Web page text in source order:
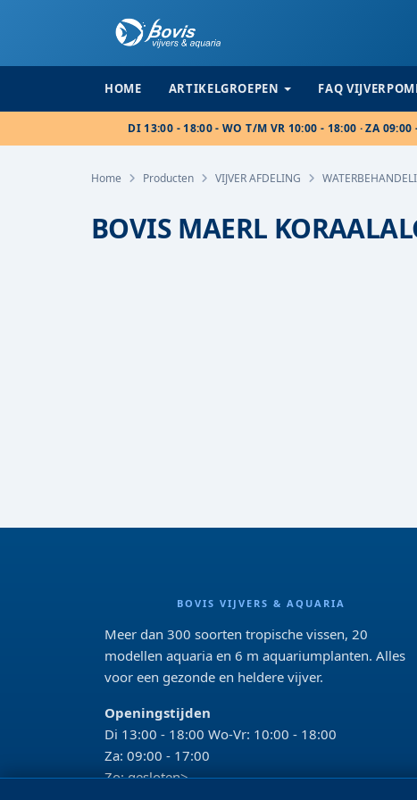
HOME ARTIKELGROEPEN FAQ
DI 13:00 - 18:00 - WO T/M VR 10:00 - 18:00 · ZA 09:00
Home Producten VIJVER AFDELING
BOVIS MAERL
BOVIS VIJVERS & AQUARIA
Meer dan 300 soorten tropische vissen, 20
modellen aquaria en 6 m aquariumplanten. Alles
voor een gezonde en heldere vijver.
Openingstijden
Di 13:00 - 18:00 Wo-Vr: 10:00 - 18:00
Za: 09:00 - 17:00
Zo: gesloten>